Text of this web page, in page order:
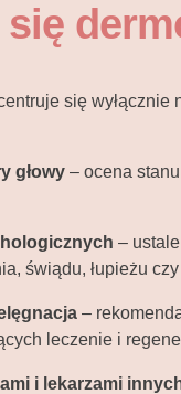
się
się wyłącznie
głowy– ocena stanu
–
świądu, łupieżu
–
leczenie i
i lekarzami